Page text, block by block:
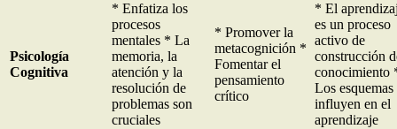
Psicología
Cognitiva
* Enfatiza los
procesos
mentales * La
memoria, la
atención y la
resolución de
problemas son
cruciales
* Promover la
metacognición *
Fomentar el
pensamiento
crítico
* El
es un proceso
activo de
construcción
conocimiento
Los esquemas
influyen en el
aprendizaje